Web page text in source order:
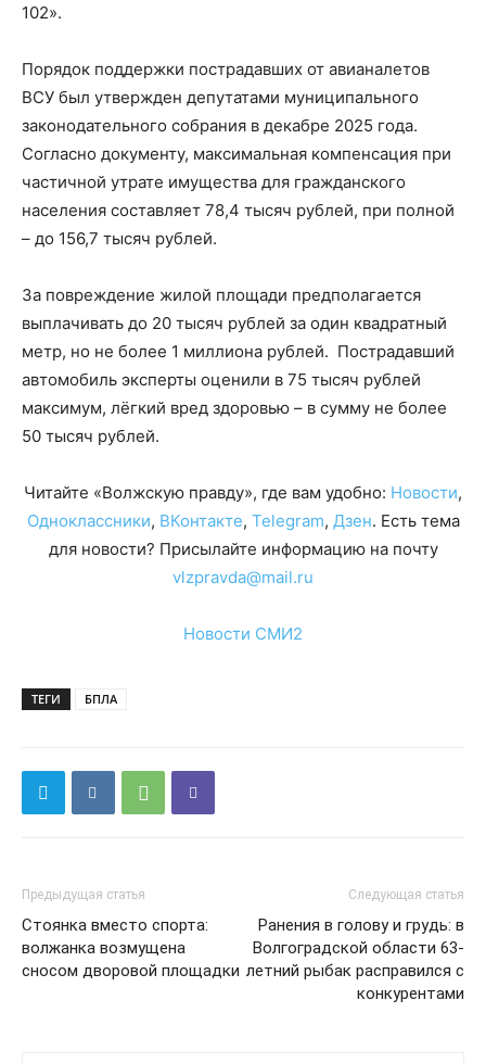
102».
Порядок поддержки пострадавших от авианалетов
ВСУ был утвержден депутатами муниципального
законодательного собрания в декабре 2025 года.
Согласно документу, максимальная компенсация при
частичной утрате имущества для гражданского
населения составляет 78,4 тысяч рублей, при полной
– до 156,7 тысяч рублей.
За повреждение жилой площади предполагается
выплачивать до 20 тысяч рублей за один квадратный
метр, но не более 1 миллиона рублей. Пострадавший
автомобиль эксперты оценили в 75 тысяч рублей
максимум, лёгкий вред здоровью – в сумму не более
50 тысяч рублей.
Читайте «Волжскую правду», где вам удобно: Новости,
Одноклассники, ВКонтакте, Telegram, Дзен. Есть тема
для новости? Присылайте информацию на почту
vlzpravda@mail.ru
Новости СМИ2
ТЕГИ БПЛА
Предыдущая статья
Стоянка вместо спорта:
волжанка возмущена
сносом дворовой площадки
Следующая статья
Ранения в голову и грудь: в
Волгоградской области 63-
летний рыбак расправился с
конкурентами